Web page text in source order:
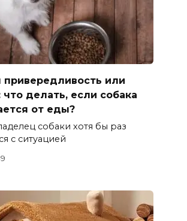
или
что делать, если собака
от еды?
собаки хотя бы раз
с ситуацией